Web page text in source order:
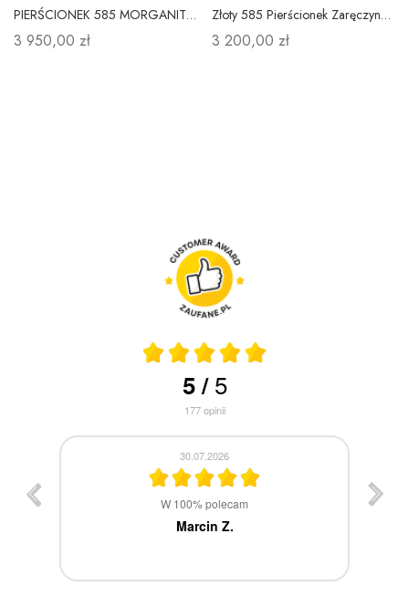
PIERŚCIONEK 585 MORGANITY DIAMENTY RÓŻOWE ZŁOTO
3 950,00 zł
Złoty 585 Pierścionek Zaręczynowy Brylant 0,20ct
3 200,00 zł
5/5
177opinii
30.07.2026
W 100% polecam
Marcin Z.